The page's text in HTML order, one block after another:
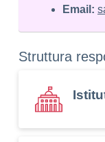
Email:
Struttura